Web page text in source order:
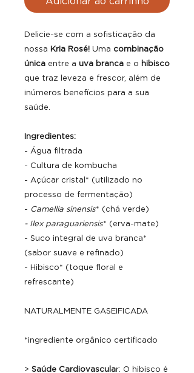
Delicie-se com a sofisticação da
nossa Kria Rosé! Uma combinação
única entre a uva branca e o hibisco
que traz leveza e frescor, além de
inúmeros benefícios para a sua
saúde.
Ingredientes:
- Água filtrada
- Cultura de kombucha
- Açúcar cristal* (utilizado no
processo de fermentação)
- Camellia sinensis* (chá verde)
- Ilex paraguariensis* (erva-mate)
- Suco integral de uva branca*
(sabor suave e refinado)
- Hibisco* (toque floral e
refrescante)
NATURALMENTE GASEIFICADA
*ingrediente orgânico certificado
> Saúde Cardiovascular: O hibisco é